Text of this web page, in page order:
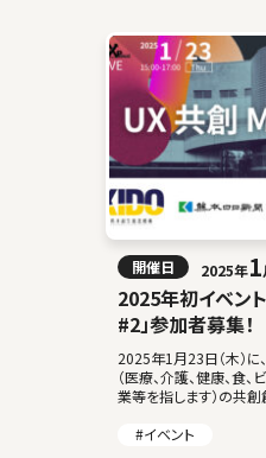
2025年初イベン
#2」参加者募集！
開催日 2025年1
2025年1月23日（木）に
（医療、介護、健康、食
業等を指します）の共創
開催& […]
#イベント